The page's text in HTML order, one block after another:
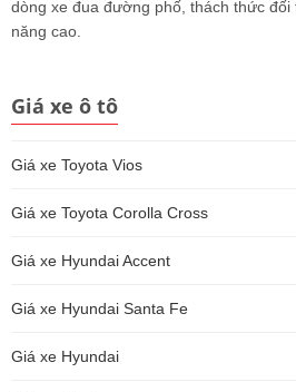
dòng xe đua đường phố, thách thức đối
năng cao.
Giá xe ô tô
Giá xe Toyota Vios
Giá xe Toyota Corolla Cross
Giá xe Hyundai Accent
Giá xe Hyundai Santa Fe
Giá xe Hyundai